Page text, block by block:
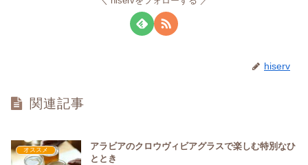
hiserv
関連記事
オススメ
アラビアのクロウヴィビアグラスで楽しむ特別なひ
ととき